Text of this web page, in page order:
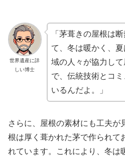
世界遺産に詳
しい博士
「茅葺きの屋根は
て、冬は暖かく、
域の人々が協力し
で、伝統技術とコ
いるんだよ。」
さらに、屋根の素材にも工夫が
根は厚く葺かれた茅で作られて
れています。これにより、冬は